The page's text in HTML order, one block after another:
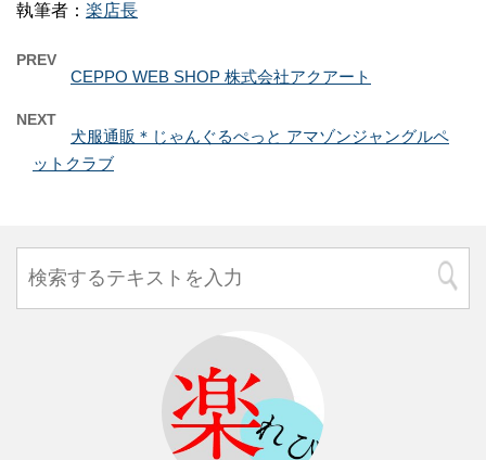
執筆者： 楽店長
PREV
CEPPO WEB SHOP 株式会社アクアート
NEXT
犬服通販＊じゃんぐるぺっと アマゾンジャングルペ
ットクラブ